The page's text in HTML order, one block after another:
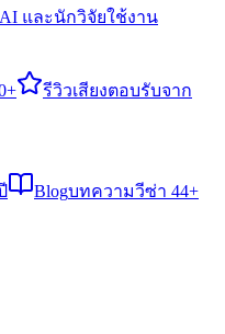
AI และนักวิจัยใช้งาน
รีวิวเสียงตอบรับจาก
Blogบทความวีซ่า 44+